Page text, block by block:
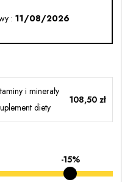
: 11/08/2026
i minerały
diety
108,50 zł
-15%